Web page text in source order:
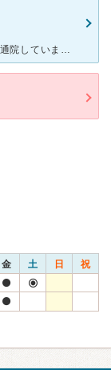
[症状・来院理由] 定期的に子供の耳掃除のために通院しています。 今回は直前に高熱をだして鼻水がつづいていたこともあり合わせて診療していただきました。 [医師の診断・治療法] 鼻水に関しては鼻
金 土 日 祝